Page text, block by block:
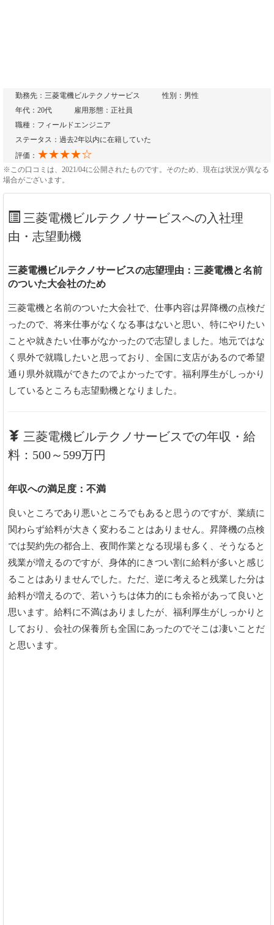
勤務先：三菱電機ビルテクノサービス
性別：男性
年代：20代
雇用形態：正社員
職種：フィールドエンジニア
ステータス：過去2年以内に在籍していた
評価： ★★★★☆
※この口コミは、2021/04に公開されたものです。そのため、現在は状況が異なる
場合がございます。
三菱電機ビルテクノサービスへの入社理
由・志望動機
三菱電機ビルテクノサービスの志望理由：三菱電機と名前
のついた大会社のため
三菱電機と名前のついた大会社で、仕事内容は昇降機の点検だ
ったので、将来仕事がなくなる事はないと思い、特にやりたい
ことや就きたい仕事がなかったので志望しました。地元ではな
く県外で就職したいと思っており、全国に支店があるので希望
通り県外就職ができたのでよかったです。福利厚生がしっかり
しているところも志望動機となりました。
三菱電機ビルテクノサービスでの年収・給
料：500～599万円
年収への満足度：不満
良いところであり悪いところでもあると思うのですが、業績に
関わらず給料が大きく変わることはありません。昇降機の点検
では契約先の都合上、夜間作業となる現場も多く、そうなると
残業が増えるのですが、身体的にきつい割に給料が多いと感じ
ることはありませんでした。ただ、逆に考えると残業した分は
給料が増えるので、若いうちは体力的にも余裕があって良いと
思います。給料に不満はありましたが、福利厚生がしっかりと
しており、会社の保養所も全国にあったのでそこは凄いことだ
と思います。